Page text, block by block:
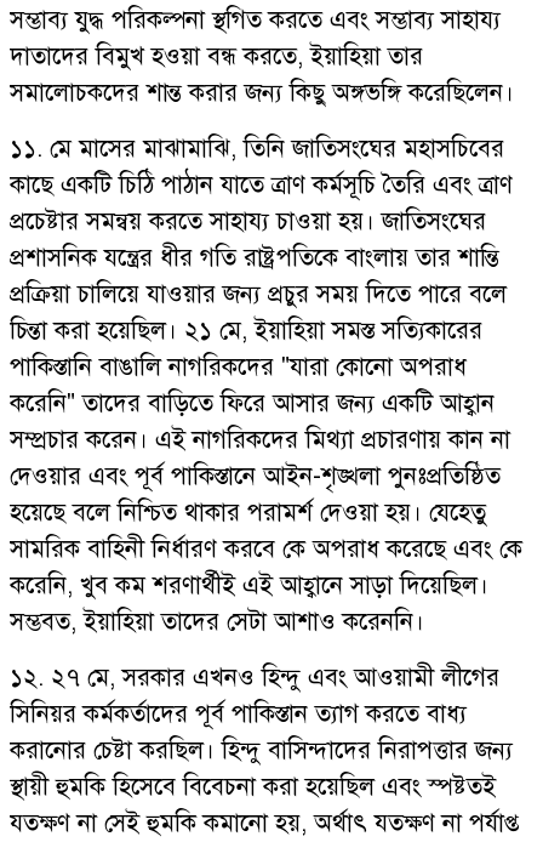
সম্ভাব্য যুদ্ধ পরিকল্পনা স্থগিত করতে এবং সম্ভাব্য সাহায্য
দাতাদের বিমুখ হওয়া বন্ধ করতে, ইয়াহিয়া তার
সমালোচকদের শান্ত করার জন্য কিছু অঙ্গভঙ্গি করেছিলেন।
১১. মে মাসের মাঝামাঝি, তিনি জাতিসংঘের মহাসচিবের
কাছে একটি চিঠি পাঠান যাতে ত্রাণ কর্মসূচি তৈরি এবং ত্রাণ
প্রচেষ্টার সমন্বয় করতে সাহায্য চাওয়া হয়। জাতিসংঘের
প্রশাসনিক যন্ত্রের ধীর গতি রাষ্ট্রপতিকে বাংলায় তার শান্তি
প্রক্রিয়া চালিয়ে যাওয়ার জন্য প্রচুর সময় দিতে পারে বলে
চিন্তা করা হয়েছিল। ২১ মে, ইয়াহিয়া সমস্ত সত্যিকারের
পাকিস্তানি বাঙালি নাগরিকদের "যারা কোনো অপরাধ
করেনি" তাদের বাড়িতে ফিরে আসার জন্য একটি আহ্বান
সম্প্রচার করেন। এই নাগরিকদের মিথ্যা প্রচারণায় কান না
দেওয়ার এবং পূর্ব পাকিস্তানে আইন-শৃঙ্খলা পুনঃপ্রতিষ্ঠিত
হয়েছে বলে নিশ্চিত থাকার পরামর্শ দেওয়া হয়। যেহেতু
সামরিক বাহিনী নির্ধারণ করবে কে অপরাধ করেছে এবং কে
করেনি, খুব কম শরণার্থীই এই আহ্বানে সাড়া দিয়েছিল।
সম্ভবত, ইয়াহিয়া তাদের সেটা আশাও করেননি।
১২. ২৭ মে, সরকার এখনও হিন্দু এবং আওয়ামী লীগের
সিনিয়র কর্মকর্তাদের পূর্ব পাকিস্তান ত্যাগ করতে বাধ্য
করানোর চেষ্টা করছিল। হিন্দু বাসিন্দাদের নিরাপত্তার জন্য
স্থায়ী হুমকি হিসেবে বিবেচনা করা হয়েছিল এবং স্পষ্টতই
যতক্ষণ না সেই হুমকি কমানো হয়, অর্থাৎ যতক্ষণ না পর্যাপ্ত